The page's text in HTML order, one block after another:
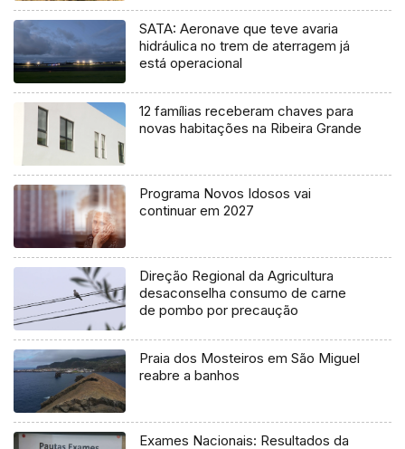
SATA: Aeronave que teve avaria
hidráulica no trem de aterragem já
está operacional
12 famílias receberam chaves para
novas habitações na Ribeira Grande
Programa Novos Idosos vai
continuar em 2027
Direção Regional da Agricultura
desaconselha consumo de carne
de pombo por precaução
Praia dos Mosteiros em São Miguel
reabre a banhos
Exames Nacionais: Resultados da